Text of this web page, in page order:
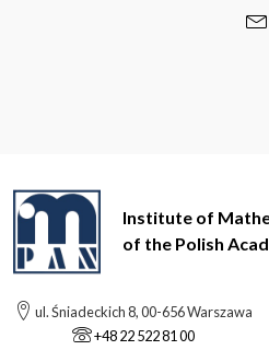
Institute of
of the Polish
ul. Śniadeckich 8, 00-656 Warszawa
+48 22 522 81 00